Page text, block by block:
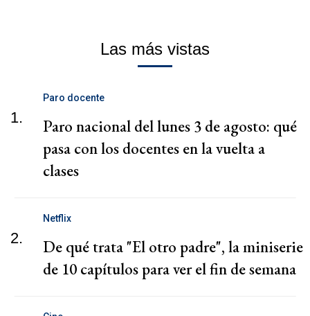
Las más vistas
1.
Paro docente
Paro nacional del lunes 3 de agosto: qué
pasa con los docentes en la vuelta a
clases
2.
Netflix
De qué trata "El otro padre", la miniserie
de 10 capítulos para ver el fin de semana